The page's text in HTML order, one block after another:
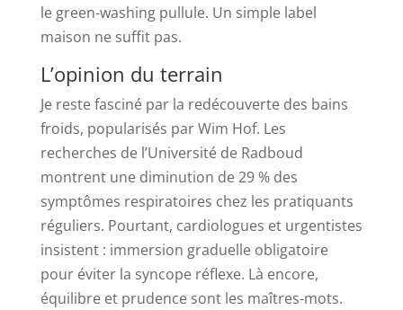
le green-washing pullule. Un simple label
maison ne suffit pas.
L’opinion du terrain
Je reste fasciné par la redécouverte des bains
froids, popularisés par Wim Hof. Les
recherches de l’Université de Radboud
montrent une diminution de 29 % des
symptômes respiratoires chez les pratiquants
réguliers. Pourtant, cardiologues et urgentistes
insistent : immersion graduelle obligatoire
pour éviter la syncope réflexe. Là encore,
équilibre et prudence sont les maîtres-mots.